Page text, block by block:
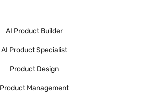
AI Product Builder
AI Product Specialist
Product Design
Product Management